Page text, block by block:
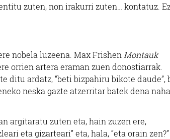
zuten, non irakurri zuten… kontatuz.
nobela luzeena. Max Frishen Montauk
orrien artera eraman zuen donostiarrak.
ditu ardatz, “beti bizpahiru bikote daude”,
neska gazte atzerritar batek dena
argitaratu zuten eta, hain zuzen ere,
eta gizarteari” eta, hala, “eta orain zen?”